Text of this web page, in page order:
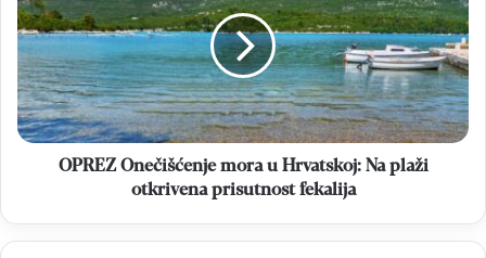
u
Hrvatskoj:
Na
plaži
otkrivena
prisutnost
fekalijaOPREZ Onečišćenje mora u Hrvatskoj: Na plaži
otkrivena prisutnost fekalija